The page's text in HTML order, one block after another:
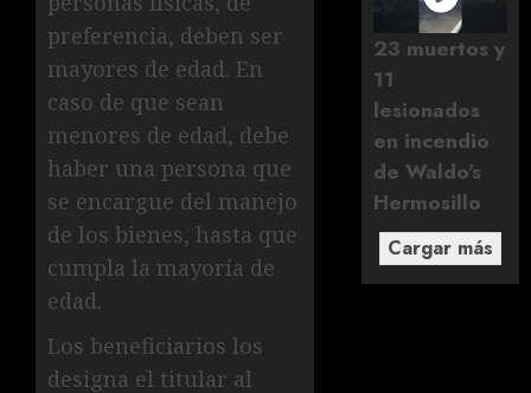
preferencia, deben ser
mayores de edad. En
caso de que sean
menores de edad, debe
haber una persona que
se encargue del manejo
de los bienes, hasta que
cumpla la mayoría de
edad.
Los beneficiarios los
designa el titular al
23 muertos y
11
lesionados
en incendio
de Waldo's
Hermosillo
Cargar más